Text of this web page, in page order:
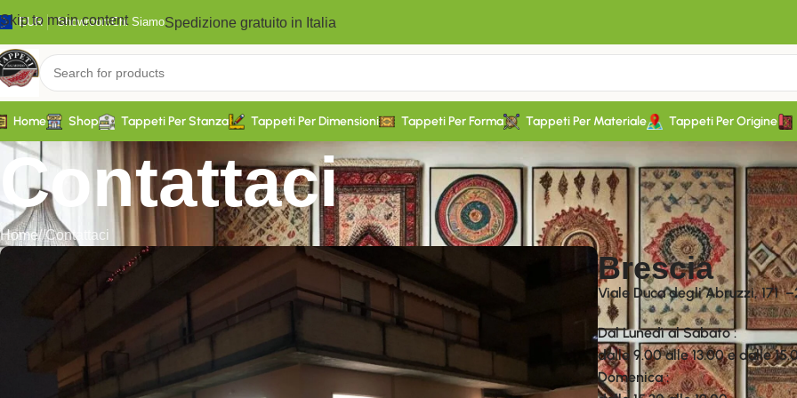
Skip to main content
EUR ShowroomChi SiamoSpedizione gratuito in Italia
Home Shop Tappeti Per Stanza Tappeti Per Dimensioni Tappeti Per Forma Tappeti Per Materiale Tappeti Per Origine
Contattaci
Home/ Contattaci
Brescia
Viale Duca degli Abruzzi, 171
Dal Lunedì al Sabato :
dalle 9.00 alle 13.00 e dalle
Domenica :